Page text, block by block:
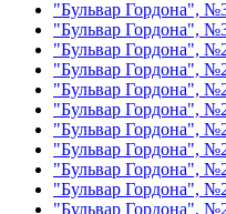
"Бульвар Гордона",
"Бульвар Гордона",
"Бульвар Гордона",
"Бульвар Гордона",
"Бульвар Гордона",
"Бульвар Гордона",
"Бульвар Гордона",
"Бульвар Гордона",
"Бульвар Гордона",
"Бульвар Гордона",
"Бульвар Гордона",